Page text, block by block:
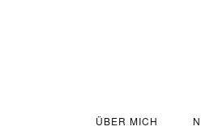
ÜBER MICH